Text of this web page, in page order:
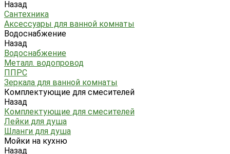
Назад
Сантехника
Аксессуары для ванной комнаты
Водоснабжение
Назад
Водоснабжение
Металл. водопровод
ППРС
Зеркала для ванной комнаты
Комплектующие для смесителей
Назад
Комплектующие для смесителей
Лейки для душа
Шланги для душа
Мойки на кухню
Назад